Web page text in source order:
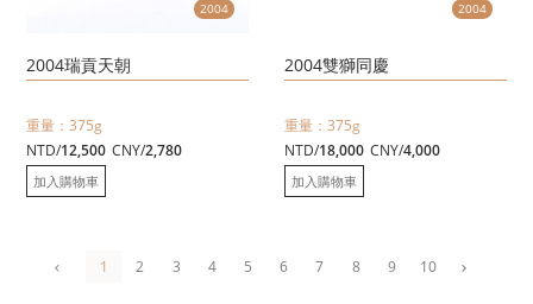
2004
2004瑞貢天朝
重量：375g
NTD/12,500 CNY/2,780
加入購物車
2004
2004雙獅同慶
重量：375g
NTD/18,000 CNY/4,000
加入購物車
1 2 3 4 5 6 7 8 9 10